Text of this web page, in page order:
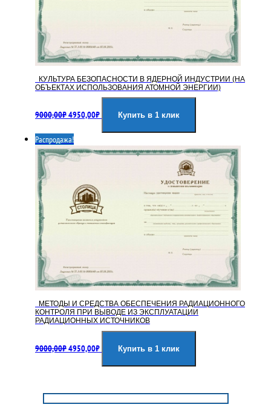
КУЛЬТУРА БЕЗОПАСНОСТИ В ЯДЕРНОЙ ИНДУСТРИИ (НА
ОБЪЕКТАХ ИСПОЛЬЗОВАНИЯ АТОМНОЙ ЭНЕРГИИ)
9000,00₽цена
9000,00₽.
4950,00₽цена:
Купить в 1 клик
Распродажа!
МЕТОДЫ И СРЕДСТВА ОБЕСПЕЧЕНИЯ РАДИАЦИОННОГО
КОНТРОЛЯ ПРИ ВЫВОДЕ ИЗ ЭКСПЛУАТАЦИИ
РАДИАЦИОННЫХ ИСТОЧНИКОВ
9000,00₽цена
4950,00₽цена:
Купить в 1 клик